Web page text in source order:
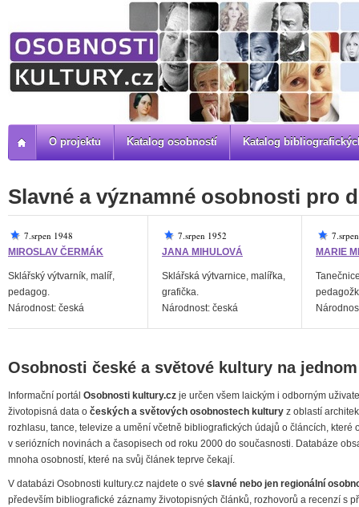
Osobnosti české a světové kultury na
7.srpen 1948
MIROSLAV ČERMÁK
Sklářský výtvarník, malíř,
pedagog.
Národnost: česká
7.srpen 1952
JANA MIHULOVÁ
Sklářská výtvarnice, malířka,
grafička.
Národnost: česká
MARIE
Slavné a významné osobnosti pro
Informační portál Osobnosti kultury.cz je určen všem laickým i odborným
životopisná data o českých a světových osobnostech kultury z oblastí
rozhlasu, tance, televize a umění včetně bibliografických údajů o článcích, které
v seriózních novinách a časopisech od roku 2000 do současnosti. Databáze
mnoha osobností, které na svůj článek teprve čekají.
V databázi Osobnosti kultury.cz najdete o své slavné nebo jen regionální
především bibliografické záznamy životopisných článků, rozhovorů a recenzí s
O projektu Katalog osobností Katalog